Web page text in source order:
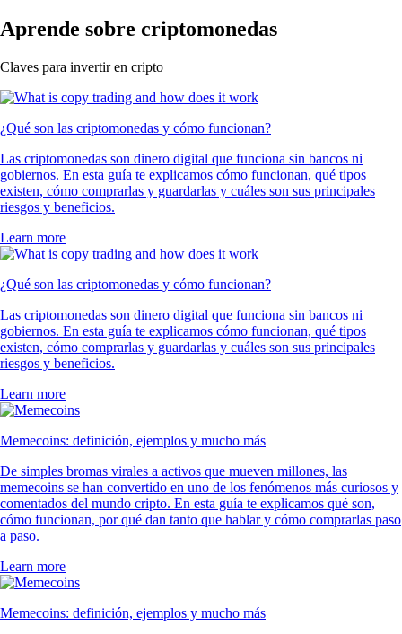
Aprende sobre criptomonedas
Claves para invertir en cripto
¿Qué son las criptomonedas y cómo funcionan?
Las criptomonedas son dinero digital que funciona sin bancos ni
gobiernos. En esta guía te explicamos cómo funcionan, qué tipos
existen, cómo comprarlas y guardarlas y cuáles son sus principales
riesgos y beneficios.
Learn more
¿Qué son las criptomonedas y cómo funcionan?
Las criptomonedas son dinero digital que funciona sin bancos ni
gobiernos. En esta guía te explicamos cómo funcionan, qué tipos
existen, cómo comprarlas y guardarlas y cuáles son sus principales
riesgos y beneficios.
Learn more
Memecoins: definición, ejemplos y mucho más
De simples bromas virales a activos que mueven millones, las
memecoins se han convertido en uno de los fenómenos más curiosos y
comentados del mundo cripto. En esta guía te explicamos qué son,
cómo funcionan, por qué dan tanto que hablar y cómo comprarlas paso
a paso.
Learn more
Memecoins: definición, ejemplos y mucho más